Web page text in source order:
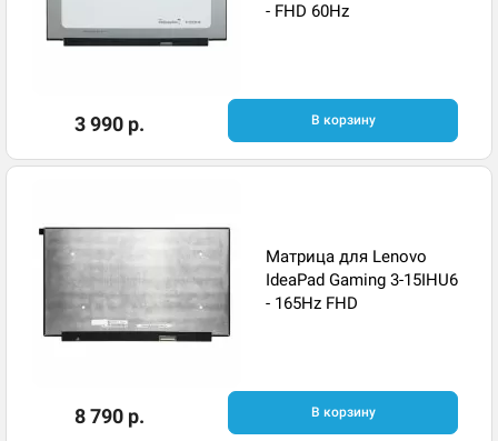
- FHD 60Hz
3 990 р. В корзину
Матрица для Lenovo
IdeaPad Gaming 3-15IHU6
- 165Hz FHD
8 790 р. В корзину